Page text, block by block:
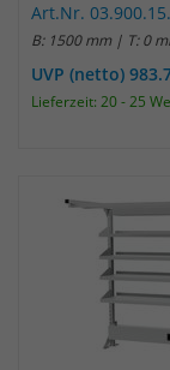
Art.Nr.
B: 1500 mm | T: 0
UVP (netto)
Lieferzeit: 20 - 25
Anbieter
Laufzeit
Anbieter
Laufzeit